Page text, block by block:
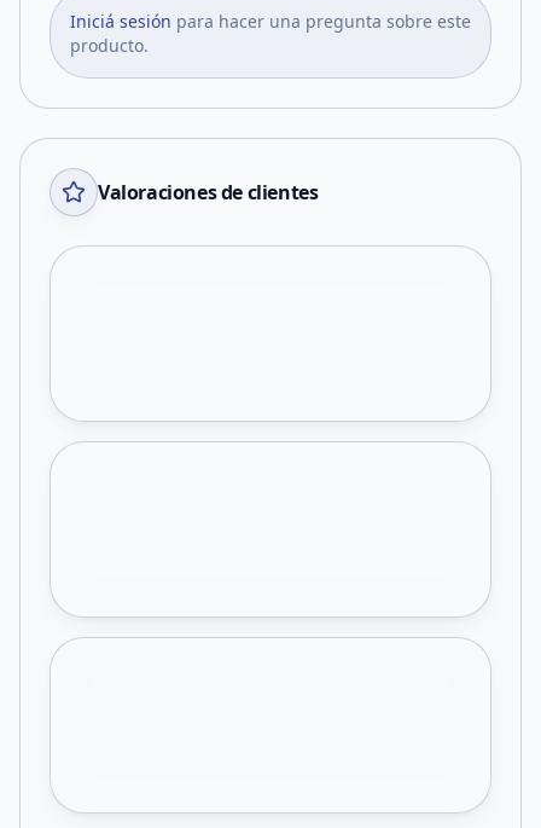
Iniciá sesión para hacer una pregunta sobre este
producto.
Valoraciones de clientes